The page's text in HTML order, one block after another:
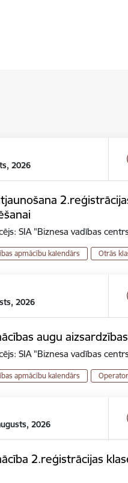
2026
SIA "Biznesa vadības
apmācību kalendārs Otrās
2026
augu
SIA "Biznesa vadības
apmācību kalendārs
2026
2.reģistrācijas